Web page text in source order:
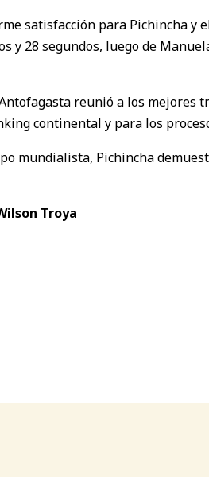
satisfacción para Pichincha y
y 28 segundos, luego de
reunió a los
continental y para los
mundialista, Pichincha
Troya